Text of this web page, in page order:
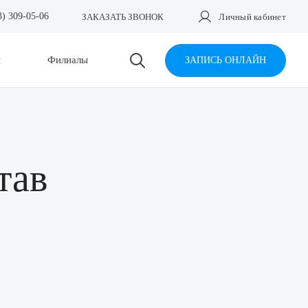
309-05-06 ЗАКАЗАТЬ ЗВОНОК Личный кабинет
Филиалы ЗАПИСЬ ОНЛАЙН